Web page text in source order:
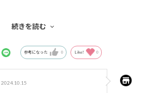
ますが、それ以外はなんでもできま
続きを読む
参考になった 0 Like! 0
2024.10.15